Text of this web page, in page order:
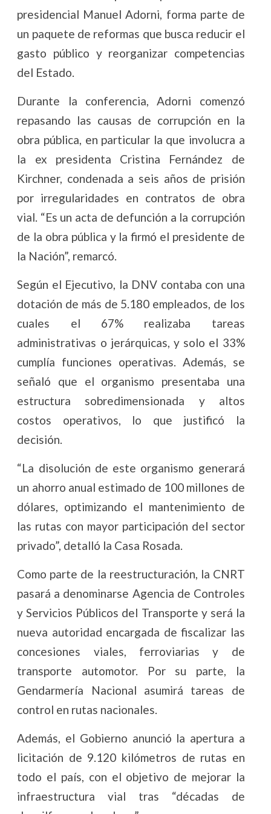
presidencial Manuel Adorni, forma parte de
un paquete de reformas que busca reducir el
gasto público y reorganizar competencias
del Estado.
Durante la conferencia, Adorni comenzó
repasando las causas de corrupción en la
obra pública, en particular la que involucra a
la ex presidenta Cristina Fernández de
Kirchner, condenada a seis años de prisión
por irregularidades en contratos de obra
vial. “Es un acta de defunción a la corrupción
de la obra pública y la firmó el presidente de
la Nación”, remarcó.
Según el Ejecutivo, la DNV contaba con una
dotación de más de 5.180 empleados, de los
cuales el 67% realizaba tareas
administrativas o jerárquicas, y solo el 33%
cumplía funciones operativas. Además, se
señaló que el organismo presentaba una
estructura sobredimensionada y altos
costos operativos, lo que justificó la
decisión.
“La disolución de este organismo generará
un ahorro anual estimado de 100 millones de
dólares, optimizando el mantenimiento de
las rutas con mayor participación del sector
privado”, detalló la Casa Rosada.
Como parte de la reestructuración, la CNRT
pasará a denominarse Agencia de Controles
y Servicios Públicos del Transporte y será la
nueva autoridad encargada de fiscalizar las
concesiones viales, ferroviarias y de
transporte automotor. Por su parte, la
Gendarmería Nacional asumirá tareas de
control en rutas nacionales.
Además, el Gobierno anunció la apertura a
licitación de 9.120 kilómetros de rutas en
todo el país, con el objetivo de mejorar la
infraestructura vial tras “décadas de